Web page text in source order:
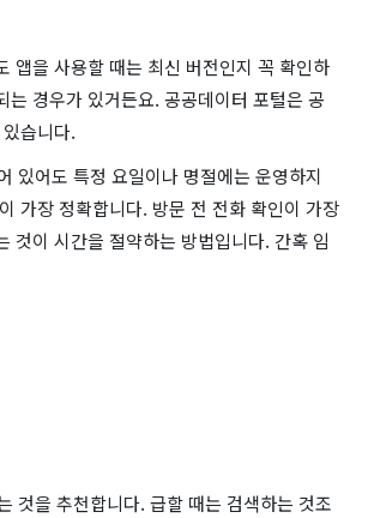
앱을 사용할 때는 최신 버전인지 꼭 확인하
경우가 있거든요. 공공데이터 포털은 공
습니다.
있어도 특정 요일이나 명절에는 운영하지
가장 정확합니다. 방문 전 전화 확인이 가장
것이 시간을 절약하는 방법입니다. 간혹 임
것을 추천합니다. 급할 때는 검색하는 것조